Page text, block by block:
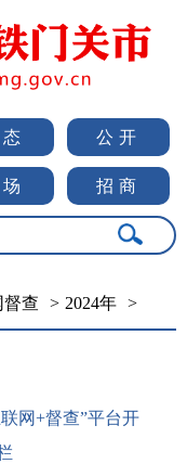
公开
招商
督查 > 2024年 >
网+督查”平台开